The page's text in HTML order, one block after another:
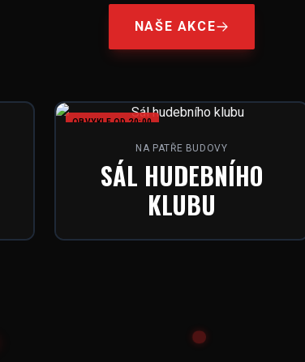
NAŠE AKCE
OBVYKLE OD 20:00
NA PATŘE BUDOVY
SÁL HUDEBNÍHO
KLUBU